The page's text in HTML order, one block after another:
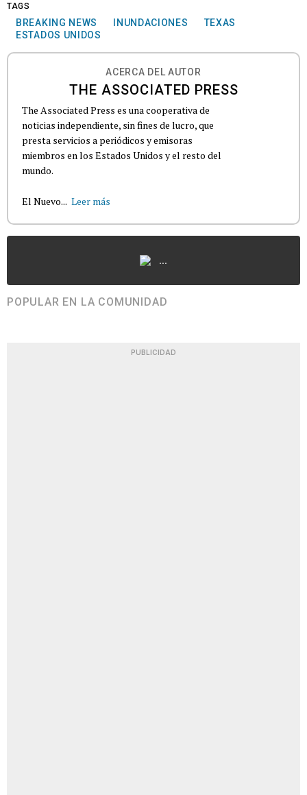
TAGS
BREAKING NEWS INUNDACIONES
TEXAS
ESTADOS UNIDOS
ACERCA DEL AUTOR
THE ASSOCIATED PRESS
The Associated Press es una cooperativa de
noticias independiente, sin fines de lucro, que
presta servicios a periódicos y emisoras
miembros en los Estados Unidos y el resto del
mundo.
El Nuevo... Leer más
...
POPULAR EN LA COMUNIDAD
PUBLICIDAD